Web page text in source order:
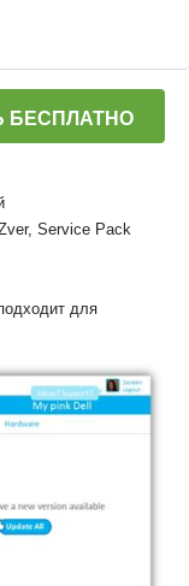
БЕСПЛАТНО
Service Pack
для